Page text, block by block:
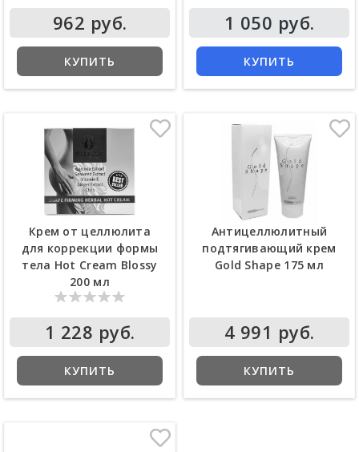
962 руб.
КУПИТЬ
1 050 руб.
КУПИТЬ
Крем от целлюлита
для коррекции формы
тела Hot Cream Blossy
200 мл
1 228 руб.
КУПИТЬ
Антицеллюлитный
подтягивающий крем
Gold Shape 175 мл
4 991 руб.
КУПИТЬ